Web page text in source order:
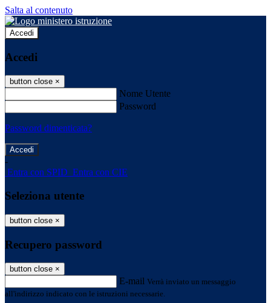
Salta al contenuto
Accedi
Accedi
button close ×
Nome Utente
Password
Password dimenticata?
-
Entra con SPID Entra con CIE
Seleziona utente
button close ×
Recupero password
button close ×
E-mail Verrà inviato un messaggio
all'indirizzo indicato con le istruzioni necessarie.